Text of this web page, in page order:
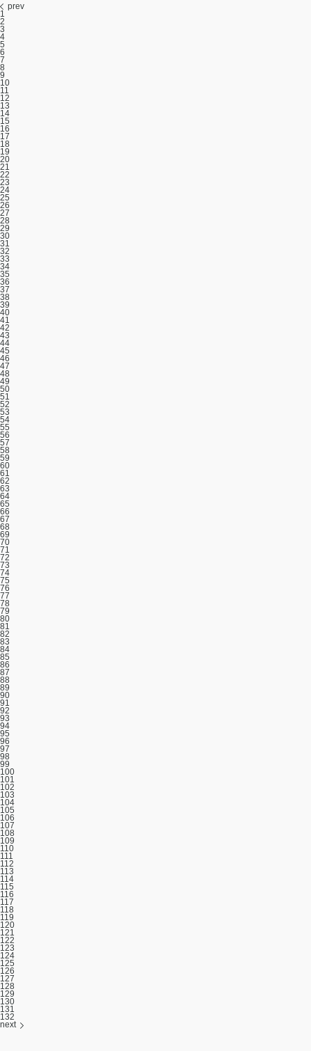
prev
1
2
3
4
5
6
7
8
9
10
11
12
13
14
15
16
17
18
19
20
21
22
23
24
25
26
27
28
29
30
31
32
33
34
35
36
37
38
39
40
41
42
43
44
45
46
47
48
49
50
51
52
53
54
55
56
57
58
59
60
61
62
63
64
65
66
67
68
69
70
71
72
73
74
75
76
77
78
79
80
81
82
83
84
85
86
87
88
89
90
91
92
93
94
95
96
97
98
99
100
101
102
103
104
105
106
107
108
109
110
111
112
113
114
115
116
117
118
119
120
121
122
123
124
125
126
127
128
129
130
131
132
next